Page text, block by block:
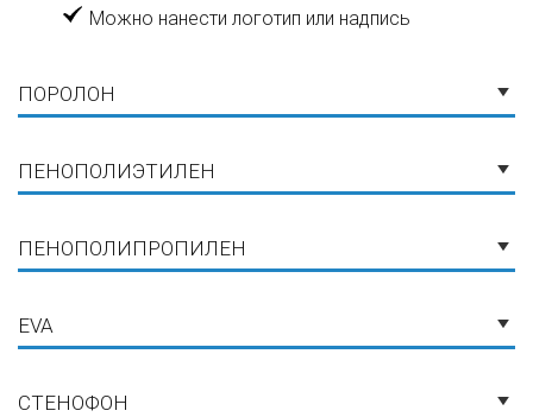
Можно нанести логотип или надпись
ПОРОЛОН
ПЕНОПОЛИЭТИЛЕН
ПЕНОПОЛИПРОПИЛЕН
EVA
СТЕНОФОН